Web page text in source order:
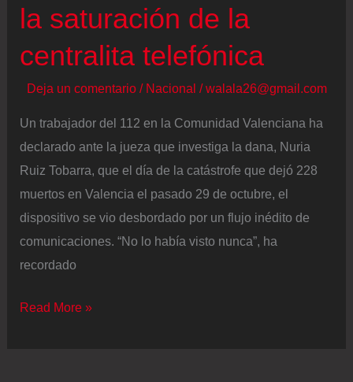
continuidad
del
‘president’
la saturación de la
centralita telefónica
Deja un comentario / Nacional /walala26@gmail.com
Un trabajador del 112 en la Comunidad Valenciana ha
declarado ante la jueza que investiga la dana, Nuria
Ruiz Tobarra, que el día de la catástrofe que dejó 228
muertos en Valencia el pasado 29 de octubre, el
dispositivo se vio desbordado por un flujo inédito de
comunicaciones. “No lo había visto nunca”, ha
recordado
Un
Read More »